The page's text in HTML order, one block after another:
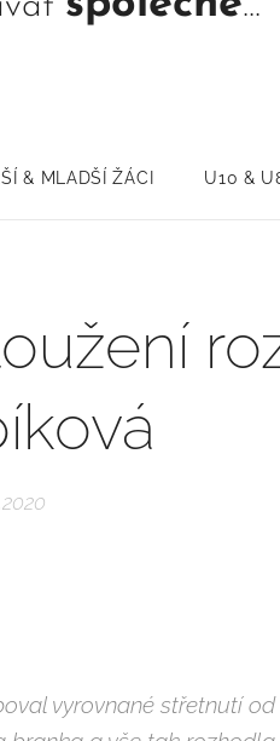
& MLADŠÍ ŽÁCI U10 &
vyrovnané střetnutí od